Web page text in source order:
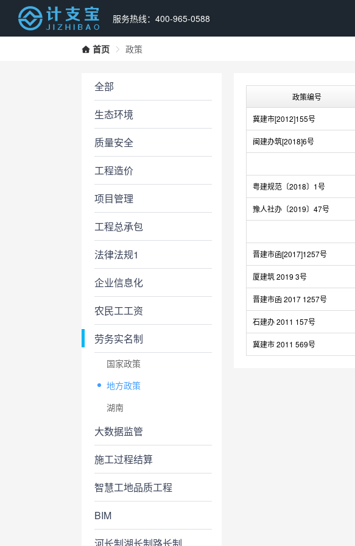
服务热线：400-965-0588
首页 政策
全部
生态环境
质量安全
工程造价
项目管理
工程总承包
法律法规1
企业信息化
农民工工资
劳务实名制
国家政策
地方政策
湖南
大数据监管
施工过程结算
智慧工地品质工程
BIM
政策编号
冀建市[2012]155号
闽建办筑[2018]6号
粤建规范〔2018〕1号
豫人社办〔2019〕47号
晋建市函[2017]1257号
厦建筑 2019 3号
晋建市函 2017 1257号
石建办 2011 157号
冀建市 2011 569号